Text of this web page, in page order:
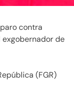
contra
exgobernador de
(FGR)